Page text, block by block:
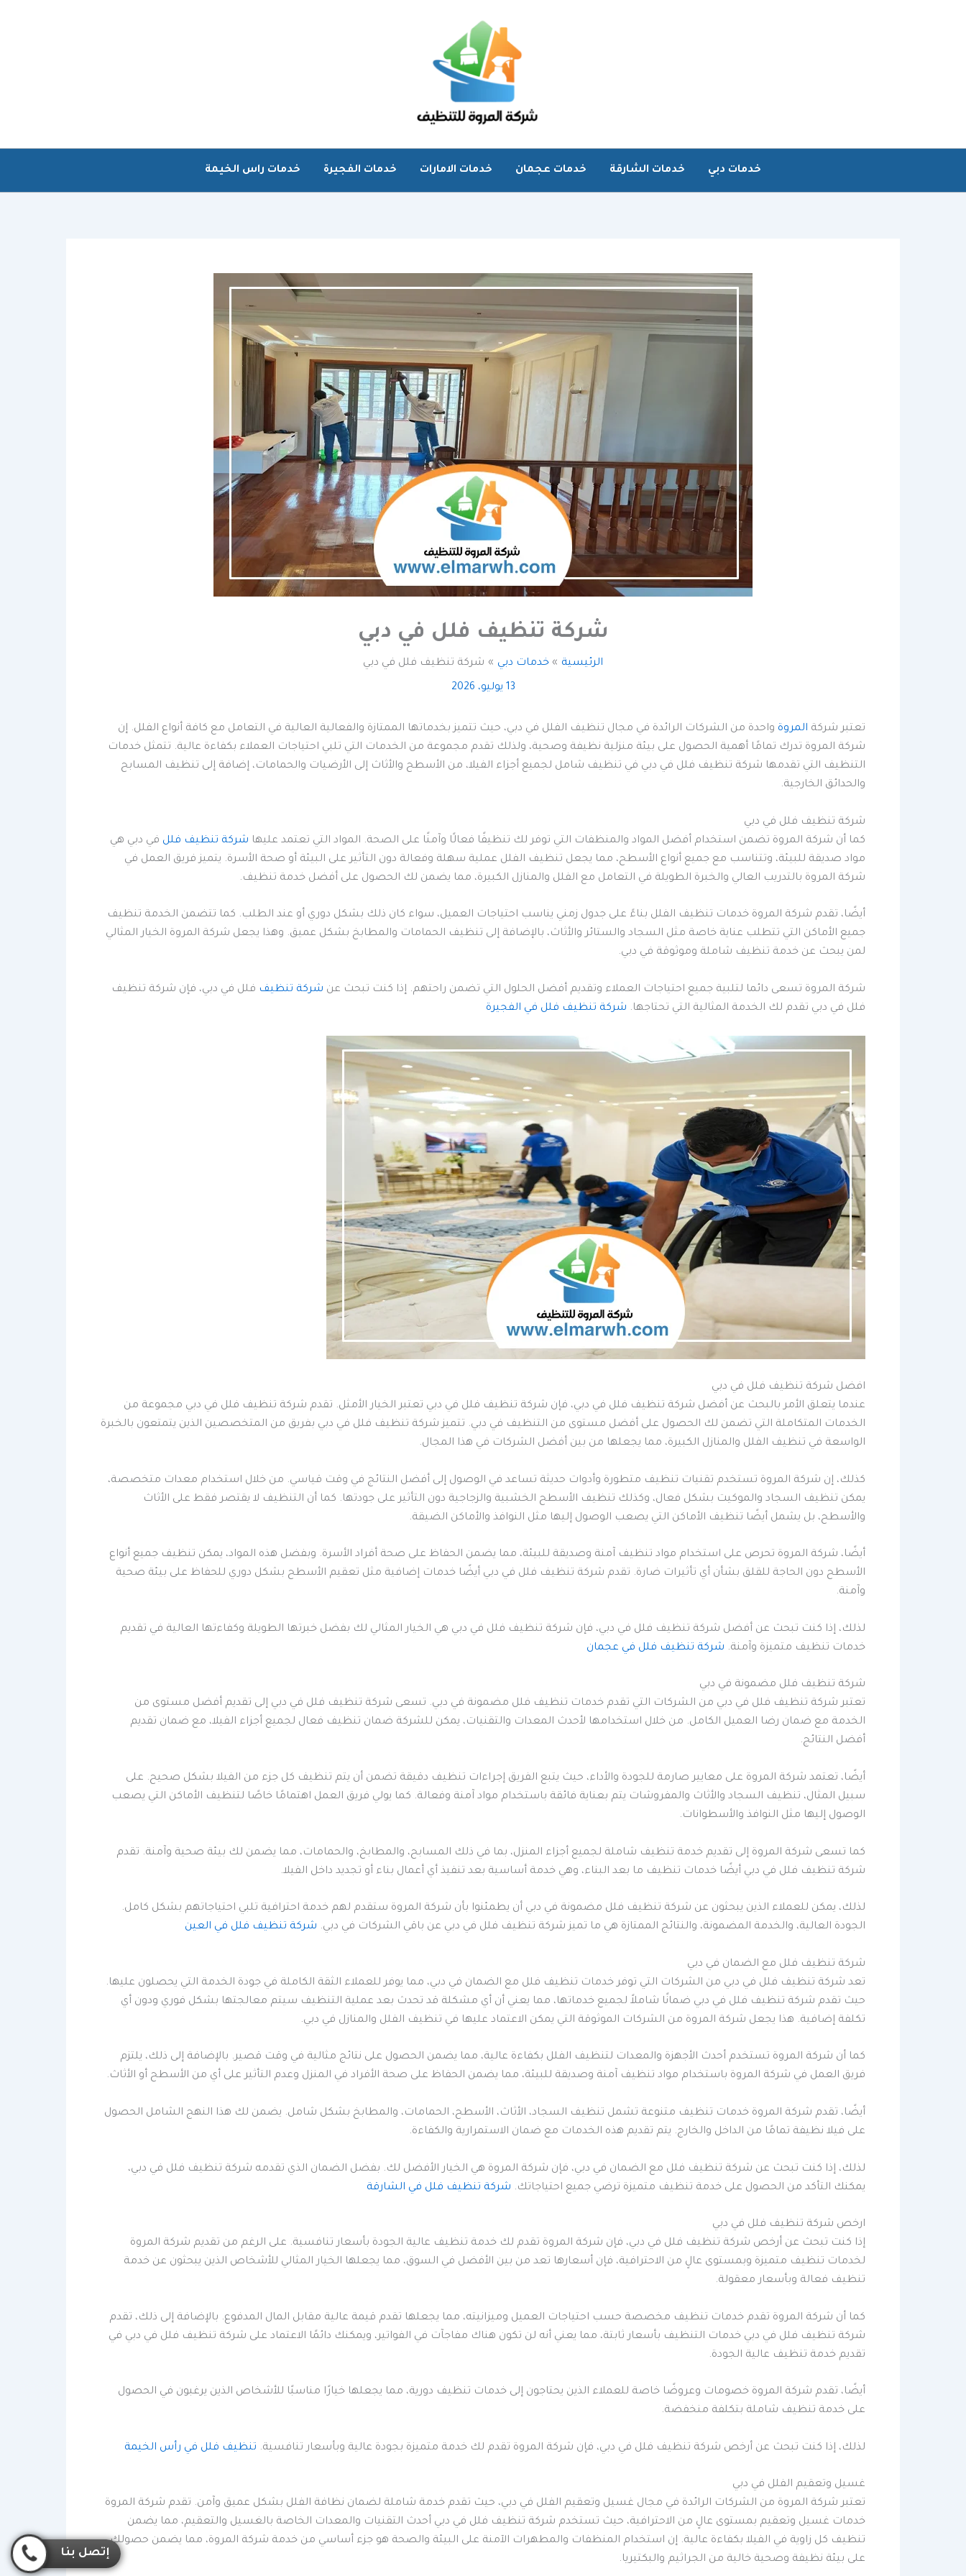
خدمات دبي خدمات الشارقة خدمات عجمان خدمات الامارات خدمات الفجيرة خدمات راس الخيمة
شركة تنظيف فلل في دبي
الرئيسية خدمات دبي شركة تنظيف فلل في دبي
13 يوليو، 2026
تعتبر شركة المروة واحدة من الشركات الرائدة في مجال تنظيف الفلل في دبي، حيث تتميز بخدماتها الممتازة والفعالية العالية في التعامل مع كافة أنواع الفلل. إن
شركة المروة تدرك تمامًا أهمية الحصول على بيئة منزلية نظيفة وصحية، ولذلك تقدم مجموعة من الخدمات التي تلبي احتياجات العملاء بكفاءة عالية. تتمثل خدمات
التنظيف التي تقدمها شركة تنظيف فلل في دبي في تنظيف شامل لجميع أجزاء الفيلا، من الأسطح والأثاث إلى الأرضيات والحمامات، إضافة إلى تنظيف المسابح
والحدائق الخارجية.
شركة تنظيف فلل في دبي
كما أن شركة المروة تضمن استخدام أفضل المواد والمنظفات التي توفر لك تنظيفًا فعالًا وآمنًا على الصحة. المواد التي تعتمد عليها شركة تنظيف فلل في دبي هي
مواد صديقة للبيئة، وتتناسب مع جميع أنواع الأسطح، مما يجعل تنظيف الفلل عملية سهلة وفعالة دون التأثير على البيئة أو صحة الأسرة. يتميز فريق العمل في
شركة المروة بالتدريب العالي والخبرة الطويلة في التعامل مع الفلل والمنازل الكبيرة، مما يضمن لك الحصول على أفضل خدمة تنظيف.
أيضًا، تقدم شركة المروة خدمات تنظيف الفلل بناءً على جدول زمني يناسب احتياجات العميل، سواء كان ذلك بشكل دوري أو عند الطلب. كما تتضمن الخدمة تنظيف
جميع الأماكن التي تتطلب عناية خاصة مثل السجاد والستائر والأثاث، بالإضافة إلى تنظيف الحمامات والمطابخ بشكل عميق. وهذا يجعل شركة المروة الخيار المثالي
لمن يبحث عن خدمة تنظيف شاملة وموثوقة في دبي.
شركة المروة تسعى دائما لتلبية جميع احتياجات العملاء وتقديم أفضل الحلول التي تضمن راحتهم. إذا كنت تبحث عن شركة تنظيف فلل في دبي، فإن شركة تنظيف
فلل في دبي تقدم لك الخدمة المثالية التي تحتاجها. شركة تنظيف فلل في الفجيرة
افضل شركة تنظيف فلل في دبي
عندما يتعلق الأمر بالبحث عن أفضل شركة تنظيف فلل في دبي، فإن شركة تنظيف فلل في دبي تعتبر الخيار الأمثل. تقدم شركة تنظيف فلل في دبي مجموعة من
الخدمات المتكاملة التي تضمن لك الحصول على أفضل مستوى من التنظيف في دبي. تتميز شركة تنظيف فلل في دبي بفريق من المتخصصين الذين يتمتعون بالخبرة
الواسعة في تنظيف الفلل والمنازل الكبيرة، مما يجعلها من بين أفضل الشركات في هذا المجال.
كذلك، إن شركة المروة تستخدم تقنيات تنظيف متطورة وأدوات حديثة تساعد في الوصول إلى أفضل النتائج في وقت قياسي. من خلال استخدام معدات متخصصة،
يمكن تنظيف السجاد والموكيت بشكل فعال، وكذلك تنظيف الأسطح الخشبية والزجاجية دون التأثير على جودتها. كما أن التنظيف لا يقتصر فقط على الأثاث
والأسطح، بل يشمل أيضًا تنظيف الأماكن التي يصعب الوصول إليها مثل النوافذ والأماكن الضيقة.
أيضًا، شركة المروة تحرص على استخدام مواد تنظيف آمنة وصديقة للبيئة، مما يضمن الحفاظ على صحة أفراد الأسرة. وبفضل هذه المواد، يمكن تنظيف جميع أنواع
الأسطح دون الحاجة للقلق بشأن أي تأثيرات ضارة. تقدم شركة تنظيف فلل في دبي أيضًا خدمات إضافية مثل تعقيم الأسطح بشكل دوري للحفاظ على بيئة صحية
وآمنة.
لذلك، إذا كنت تبحث عن أفضل شركة تنظيف فلل في دبي، فإن شركة تنظيف فلل في دبي هي الخيار المثالي لك بفضل خبرتها الطويلة وكفاءتها العالية في تقديم
خدمات تنظيف متميزة وآمنة. شركة تنظيف فلل في عجمان
شركة تنظيف فلل مضمونة في دبي
تعتبر شركة تنظيف فلل في دبي من الشركات التي تقدم خدمات تنظيف فلل مضمونة في دبي. تسعى شركة تنظيف فلل في دبي إلى تقديم أفضل مستوى من
الخدمة مع ضمان رضا العميل الكامل. من خلال استخدامها لأحدث المعدات والتقنيات، يمكن للشركة ضمان تنظيف فعال لجميع أجزاء الفيلا، مع ضمان تقديم
أفضل النتائج.
أيضًا، تعتمد شركة المروة على معايير صارمة للجودة والأداء، حيث يتبع الفريق إجراءات تنظيف دقيقة تضمن أن يتم تنظيف كل جزء من الفيلا بشكل صحيح. على
سبيل المثال، تنظيف السجاد والأثاث والمفروشات يتم بعناية فائقة باستخدام مواد آمنة وفعالة. كما يولي فريق العمل اهتمامًا خاصًا لتنظيف الأماكن التي يصعب
الوصول إليها مثل النوافذ والأسطوانات.
كما تسعى شركة المروة إلى تقديم خدمة تنظيف شاملة لجميع أجزاء المنزل، بما في ذلك المسابح، والمطابخ، والحمامات، مما يضمن لك بيئة صحية وآمنة. تقدم
شركة تنظيف فلل في دبي أيضًا خدمات تنظيف ما بعد البناء، وهي خدمة أساسية بعد تنفيذ أي أعمال بناء أو تجديد داخل الفيلا.
لذلك، يمكن للعملاء الذين يبحثون عن شركة تنظيف فلل مضمونة في دبي أن يطمئنوا بأن شركة المروة ستقدم لهم خدمة احترافية تلبي احتياجاتهم بشكل كامل.
الجودة العالية، والخدمة المضمونة، والنتائج الممتازة هي ما تميز شركة تنظيف فلل في دبي عن باقي الشركات في دبي. شركة تنظيف فلل في العين
شركة تنظيف فلل مع الضمان في دبي
تعد شركة تنظيف فلل في دبي من الشركات التي توفر خدمات تنظيف فلل مع الضمان في دبي، مما يوفر للعملاء الثقة الكاملة في جودة الخدمة التي يحصلون عليها.
حيث تقدم شركة تنظيف فلل في دبي ضمانًا شاملاً لجميع خدماتها، مما يعني أن أي مشكلة قد تحدث بعد عملية التنظيف سيتم معالجتها بشكل فوري ودون أي
تكلفة إضافية. هذا يجعل شركة المروة من الشركات الموثوقة التي يمكن الاعتماد عليها في تنظيف الفلل والمنازل في دبي.
كما أن شركة المروة تستخدم أحدث الأجهزة والمعدات لتنظيف الفلل بكفاءة عالية، مما يضمن الحصول على نتائج مثالية في وقت قصير. بالإضافة إلى ذلك، يلتزم
فريق العمل في شركة المروة باستخدام مواد تنظيف آمنة وصديقة للبيئة، مما يضمن الحفاظ على صحة الأفراد في المنزل وعدم التأثير على أي من الأسطح أو الأثاث.
أيضًا، تقدم شركة المروة خدمات تنظيف متنوعة تشمل تنظيف السجاد، الأثاث، الأسطح، الحمامات، والمطابخ بشكل شامل. يضمن لك هذا النهج الشامل الحصول
على فيلا نظيفة تمامًا من الداخل والخارج. يتم تقديم هذه الخدمات مع ضمان الاستمرارية والكفاءة.
لذلك، إذا كنت تبحث عن شركة تنظيف فلل مع الضمان في دبي، فإن شركة المروة هي الخيار الأفضل لك. بفضل الضمان الذي تقدمه شركة تنظيف فلل في دبي،
يمكنك التأكد من الحصول على خدمة تنظيف متميزة ترضي جميع احتياجاتك. شركة تنظيف فلل في الشارقة
ارخص شركة تنظيف فلل في دبي
إذا كنت تبحث عن أرخص شركة تنظيف فلل في دبي، فإن شركة المروة تقدم لك خدمة تنظيف عالية الجودة بأسعار تنافسية. على الرغم من تقديم شركة المروة
لخدمات تنظيف متميزة وبمستوى عالٍ من الاحترافية، فإن أسعارها تعد من بين الأفضل في السوق، مما يجعلها الخيار المثالي للأشخاص الذين يبحثون عن خدمة
تنظيف فعالة وبأسعار معقولة.
كما أن شركة المروة تقدم خدمات تنظيف مخصصة حسب احتياجات العميل وميزانيته، مما يجعلها تقدم قيمة عالية مقابل المال المدفوع. بالإضافة إلى ذلك، تقدم
شركة تنظيف فلل في دبي خدمات التنظيف بأسعار ثابتة، مما يعني أنه لن تكون هناك مفاجآت في الفواتير، ويمكنك دائمًا الاعتماد على شركة تنظيف فلل في دبي في
تقديم خدمة تنظيف عالية الجودة.
أيضًا، تقدم شركة المروة خصومات وعروضًا خاصة للعملاء الذين يحتاجون إلى خدمات تنظيف دورية، مما يجعلها خيارًا مناسبًا للأشخاص الذين يرغبون في الحصول
على خدمة تنظيف شاملة بتكلفة منخفضة.
لذلك، إذا كنت تبحث عن أرخص شركة تنظيف فلل في دبي، فإن شركة المروة تقدم لك خدمة متميزة بجودة عالية وبأسعار تنافسية. تنظيف فلل في رأس الخيمة
غسيل وتعقيم الفلل في دبي
تعتبر شركة المروة من الشركات الرائدة في مجال غسيل وتعقيم الفلل في دبي، حيث تقدم خدمة شاملة لضمان نظافة الفلل بشكل عميق وآمن. تقدم شركة المروة
خدمات غسيل وتعقيم بمستوى عالٍ من الاحترافية، حيث تستخدم شركة تنظيف فلل في دبي أحدث التقنيات والمعدات الخاصة بالغسيل والتعقيم، مما يضمن
تنظيف كل زاوية في الفيلا بكفاءة عالية. إن استخدام المنظفات والمطهرات الآمنة على البيئة والصحة هو جزء أساسي من خدمة شركة المروة، مما يضمن حصولك
على بيئة نظيفة وصحية خالية من الجراثيم والبكتيريا.
إتصل بنا